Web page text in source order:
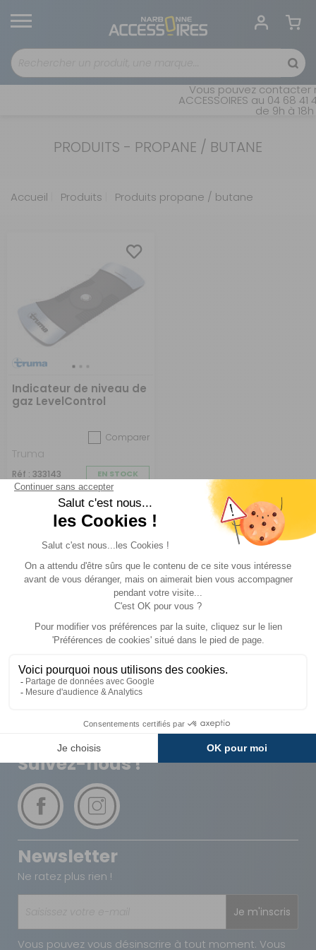
Vous pouvez contacter
ACCESSOIRES au 04 68
de 9h à
PRODUITS - PROPANE / BUTANE
Accueil Produits Produits propane / butane
Indicateur de niveau de
gaz LevelControl
Comparer
Truma
Réf : 333143 EN STOCK
210 €
Livraison Paiements
Avantages
Suivez-nous !
Newsletter
Ne ratez plus rien !
Je m'inscris
Vous pouvez vous désinscrire à tout moment. Vous